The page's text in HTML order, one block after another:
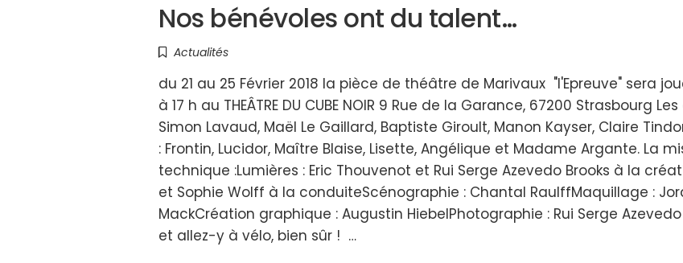
Nos bénévoles ont du talent…
Actualités
du 21 au 25 Février 2018 la pièce de théâtre de Marivaux "l'Epreuve" sera
à 17 h au THEÂTRE DU CUBE NOIR 9 Rue de la Garance, 67200 Strasbourg
Simon Lavaud, Maël Le Gaillard, Baptiste Giroult, Manon Kayser, Claire
: Frontin, Lucidor, Maître Blaise, Lisette, Angélique et Madame Argante. La
technique :Lumières : Eric Thouvenot et Rui Serge Azevedo Brooks à la
et Sophie Wolff à la conduiteScénographie : Chantal RaulffMaquillage :
MackCréation graphique : Augustin HiebelPhotographie : Rui Serge
et allez-y à vélo, bien sûr ! …